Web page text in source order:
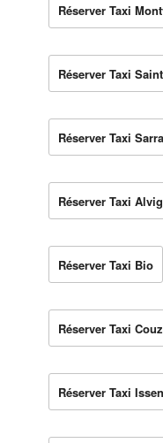
Réserver Taxi
Réserver Taxi
Réserver Taxi
Réserver Taxi
Réserver Taxi Bio
Réserver Taxi
Réserver Taxi